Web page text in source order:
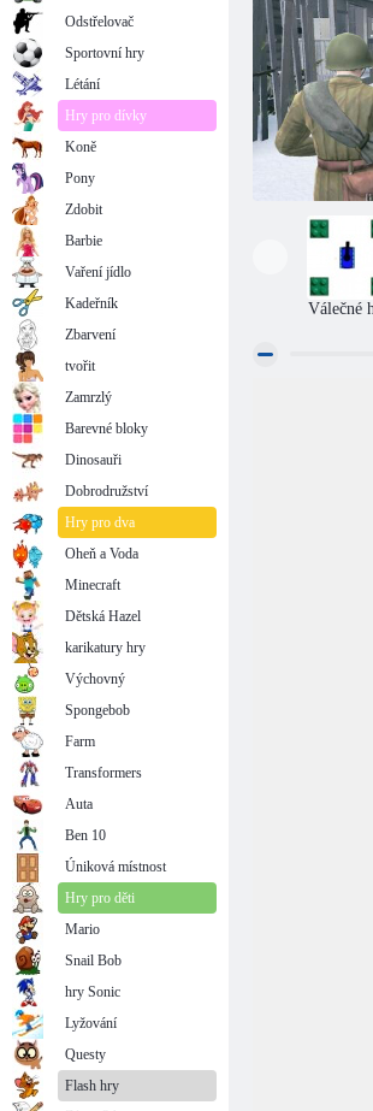
Válečné
Odstřelovač
Sportovní hry
Létání
Hry pro dívky
Koně
Pony
Zdobit
Barbie
Vaření jídlo
Kadeřník
Zbarvení
tvořit
Zamrzlý
Barevné bloky
Dinosauři
Dobrodružství
Hry pro dva
Oheň a Voda
Minecraft
Dětská Hazel
karikatury hry
Výchovný
Spongebob
Farm
Transformers
Auta
Ben 10
Úniková místnost
Hry pro děti
Mario
Snail Bob
hry Sonic
Lyžování
Questy
Flash hry